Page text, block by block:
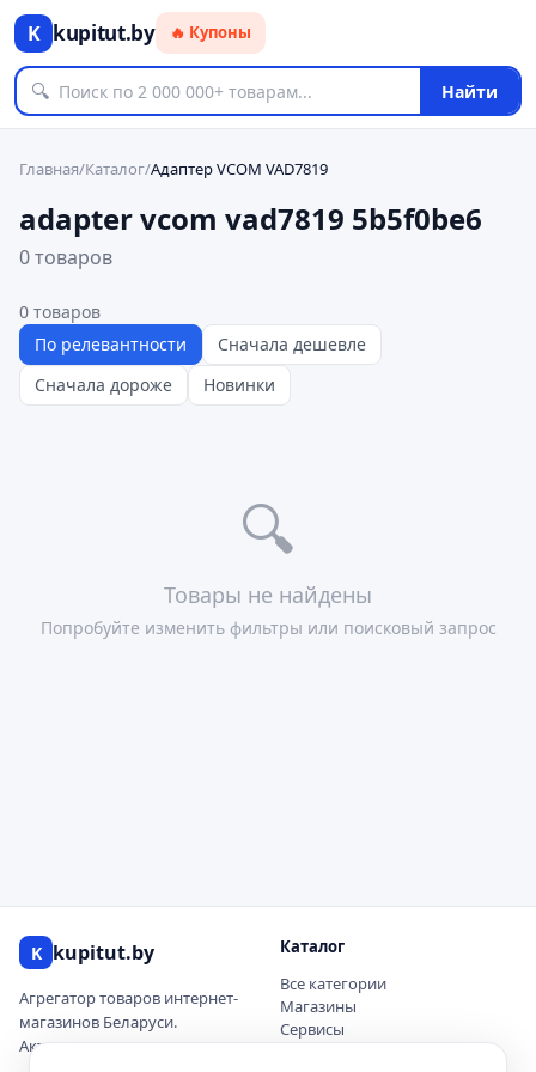
K kupitut.by 🔥 Купоны
🔍 Найти
Главная/Каталог/Адаптер VCOM VAD7819
adapter vcom vad7819 5b5f0be6
0 товаров
0 товаров
По релевантности
Сначала дешевле
Сначала дороже
Новинки
🔍
Товары не найдены
Попробуйте изменить фильтры или поисковый запрос
K kupitut.by
Агрегатор товаров интернет-
магазинов Беларуси.
Актуальные цены и наличие.
Каталог
Все категории
Магазины
Сервисы